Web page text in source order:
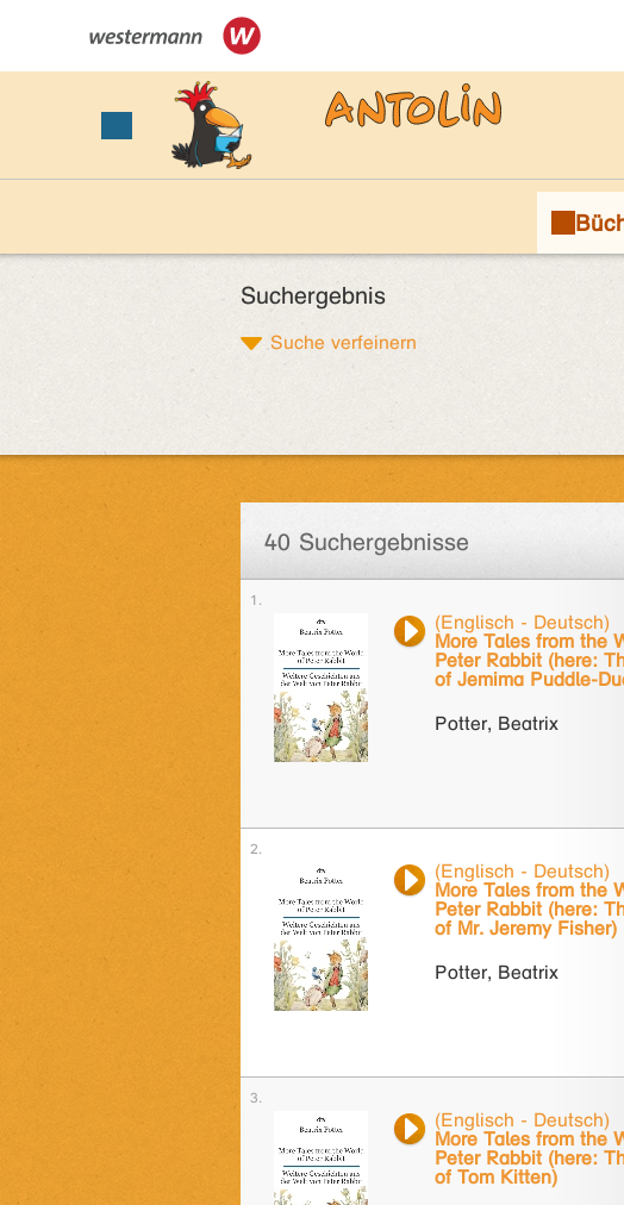
Suchergebnis
Suche verfeinern
40 Suchergebnisse
(Englisch - Deutsch)
More Tales from the
Peter Rabbit (here:
of Jemima Puddle-
Potter, Beatrix
(Englisch - Deutsch)
More Tales from the
Peter Rabbit (here:
of Mr. Jeremy Fisher)
Potter, Beatrix
(Englisch - Deutsch)
More Tales from the
Peter Rabbit (here:
of Tom Kitten)